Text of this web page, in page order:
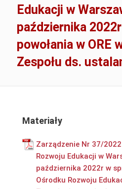
Edukacji w
października
powołania w ORE
Zespołu ds.
Materiały
Zarządzenie Nr 37/
Rozwoju Edukacji w
października 2022r w
Ośrodku Rozwoju